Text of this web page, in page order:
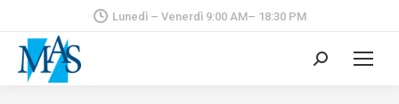
Lunedì – Venerdì 9:00 AM– 18:30 PM
Cerca: